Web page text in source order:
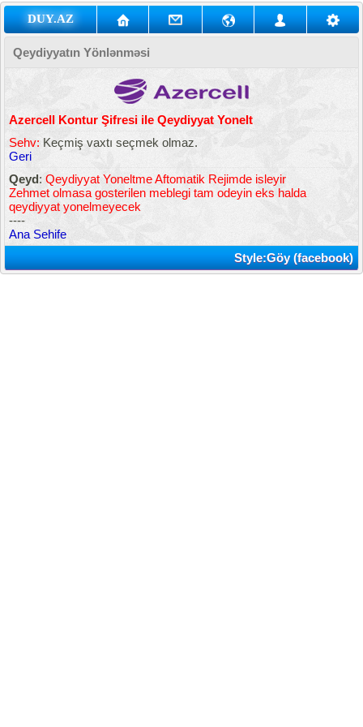
DUY.AZ
Qeydiyyatın Yönlənməsi
Azercell Kontur Şifresi ile Qeydiyyat Yonelt
Sehv:Keçmiş vaxtı seçmek olmaz.
Geri
Qeyd: Qeydiyyat Yoneltme Aftomatik Rejimde isleyir
Zehmet olmasa gosterilen meblegi tam odeyin eks halda
qeydiyyat yonelmeyecek
----
Ana Sehife
Style:Göy (facebook)